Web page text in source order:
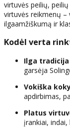
virtuvės peilių,
virtuvės reikmenų –
ilgaamžiškumą ir
Kodėl verta
Ilga
garsėja
Vokiška
apdirbimas,
Platus
įrankiai,